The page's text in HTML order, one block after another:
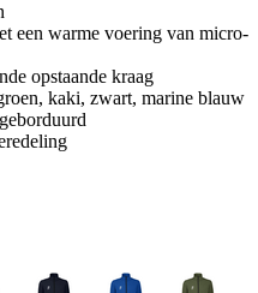
een warme voering van micro-
opstaande kraag
kaki, zwart, marine blauw